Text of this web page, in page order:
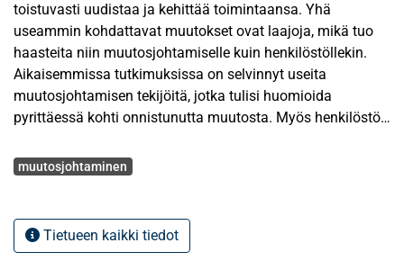
toistuvasti uudistaa ja kehittää toimintaansa. Yhä
useammin kohdattavat muutokset ovat laajoja, mikä tuo
haasteita niin muutosjohtamiselle kuin henkilöstöllekin.
Aikaisemmissa tutkimuksissa on selvinnyt useita
muutosjohtamisen tekijöitä, jotka tulisi huomioida
pyrittäessä kohti onnistunutta muutosta. Myös henkilöstön
muutosprosessin toimenpiteet kuin henkilöiden yksilölliset
henkilöstön positiivista suhtautumista muutokseen.
Tutkimuksen tuloksien avulla saadaan selville niin
Avainsanat
muutosjohtaminen
Tietueen kaikki tiedot